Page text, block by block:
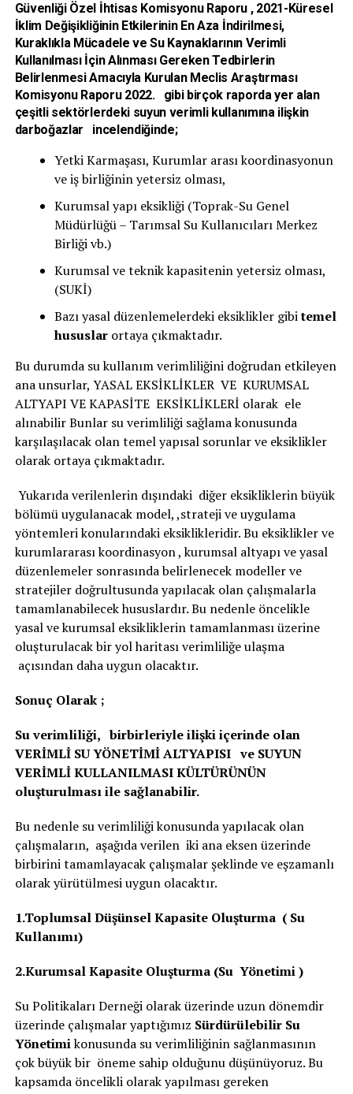
Güvenliği Özel İhtisas Komisyonu Raporu , 2021-Küresel
İklim Değişikliğinin Etkilerinin En Aza İndirilmesi,
Kuraklıkla Mücadele ve Su Kaynaklarının Verimli
Kullanılması İçin Alınması Gereken Tedbirlerin
Belirlenmesi Amacıyla Kurulan Meclis Araştırması
Komisyonu Raporu 2022. gibi birçok raporda yer alan
çeşitli sektörlerdeki suyun verimli kullanımına ilişkin
darboğazlar incelendiğinde;
Yetki Karmaşası, Kurumlar arası koordinasyonun
ve iş birliğinin yetersiz olması,
Kurumsal yapı eksikliği (Toprak-Su Genel
Müdürlüğü – Tarımsal Su Kullanıcıları Merkez
Birliği vb.)
Kurumsal ve teknik kapasitenin yetersiz olması,
(SUKİ)
Bazı yasal düzenlemelerdeki eksiklikler gibitemel
hususlarortaya çıkmaktadır.
Bu durumda su kullanım verimliliğini doğrudan etkileyen
ana unsurlar, YASAL EKSİKLİKLER VE KURUMSAL
ALTYAPI VE KAPASİTE EKSİKLİKLERİ olarak ele
alınabilir Bunlar su verimliliği sağlama konusunda
karşılaşılacak olan temel yapısal sorunlar ve eksiklikler
olarak ortaya çıkmaktadır.
Yukarıda verilenlerin dışındaki diğer eksikliklerin büyük
bölümü uygulanacak model, ,strateji ve uygulama
yöntemleri konularındaki eksiklikleridir. Bu eksiklikler ve
kurumlararası koordinasyon , kurumsal altyapı ve yasal
düzenlemeler sonrasında belirlenecek modeller ve
stratejiler doğrultusunda yapılacak olan çalışmalarla
tamamlanabilecek hususlardır. Bu nedenle öncelikle
yasal ve kurumsal eksikliklerin tamamlanması üzerine
oluşturulacak bir yol haritası verimliliğe ulaşma
açısından daha uygun olacaktır.
Sonuç Olarak ;
Su verimliliği, birbirleriyle ilişki içerinde olan
VERİMLİ SU YÖNETİMİ ALTYAPISI ve SUYUN
VERİMLİ KULLANILMASI KÜLTÜRÜNÜN
oluşturulması ile sağlanabilir.
Bu nedenle su verimliliği konusunda yapılacak olan
çalışmaların, aşağıda verilen iki ana eksen üzerinde
birbirini tamamlayacak çalışmalar şeklinde ve eşzamanlı
olarak yürütülmesi uygun olacaktır.
1.Toplumsal Düşünsel Kapasite Oluşturma ( Su
Kullanımı)
2.Kurumsal Kapasite Oluşturma (Su Yönetimi )
Su Politikaları Derneği olarak üzerinde uzun dönemdir
üzerinde çalışmalar yaptığımız Sürdürülebilir Su
Yönetimikonusunda su verimliliğinin sağlanmasının
çok büyük bir öneme sahip olduğunu düşünüyoruz. Bu
kapsamda öncelikli olarak yapılması gereken